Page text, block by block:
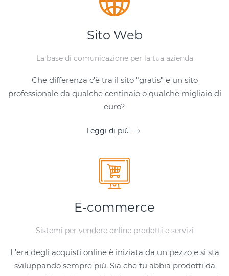
Sito Web
La base di comunicazione per la tua azienda
Che differenza c'è tra il sito "gratis" e un sito
professionale da qualche centinaio o qualche migliaio di
euro?
Leggi di più
E-commerce
Sistemi per vendere online prodotti e servizi
L'era degli acquisti online è iniziata da un pezzo e si sta
sviluppando sempre più. Sia che tu abbia prodotti da